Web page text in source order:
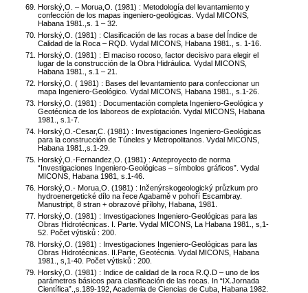
Horský,O. – Morua,O. (1981) : Metodología del levantamiento y
confección de los mapas ingeniero-geológicas. Vydal MICONS,
Habana 1981.,s. 1 – 32.
Horský,O. (1981) : Clasificación de las rocas a base del Índice de
Calidad de la Roca – RQD. Vydal MICONS, Habana 1981., s. 1-16.
Horský,O. (1981) : El maciso rocoso, factor decisivo para elegir el
lugar de la construcción de la Obra Hidráulica. Vydal MICONS,
Habana 1981., s.1 – 21.
Horský,O. ( 1981) : Bases del levantamiento para confeccionar un
mapa Ingeniero-Geológico. Vydal MICONS, Habana 1981., s.1-26.
Horský,O. (1981) : Documentación completa Ingeniero-Geológica y
Geotécnica de los laboreos de explotación. Vydal MICONS, Habana
1981., s.1-7.
Horský,O.-Cesar,C. (1981) : Investigaciones Ingeniero-Geológicas
para la construcción de Túneles y Metropolitanos. Vydal MICONS,
Habana 1981.,s.1-29.
Horský,O.-Fernandez,O. (1981) : Anteproyecto de norma
“Investigaciones Ingeniero-Geológicas – símbolos gráficos”. Vydal
MICONS, Habana 1981, s.1-46.
Horský,O.- Morua,O. (1981) : Inženýrskogeologický průzkum pro
hydroenergetické dílo na řece Agabamě v pohoří Escambray.
Manustript, 8 stran + obrazové přílohy, Habana, 1981.
Horský,O. (1981) : Investigaciones Ingeniero-Geológicas para las
Obras Hidrotécnicas. I. Parte. Vydal MICONS, La Habana 1981., s,1-
52. Počet výtisků : 200.
Horský,O. (1981) : Investigaciones Ingeniero-Geológicas para las
Obras Hidrotécnicas. II.Parte, Geotécnia. Vydal MICONS, Habana
1981., s,1-40. Počet výtisků : 200.
Horský,O. (1981) : Indice de calidad de la roca R.Q.D – uno de los
parámetros básicos para clasificación de las rocas. In “IX.Jornada
Científica”.,s.189-192, Academia de Ciencias de Cuba, Habana 1982.